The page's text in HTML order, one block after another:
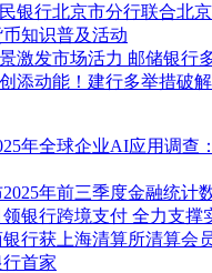
银行北京市分行联合北
知识普及活动
激发市场活力 邮储银行
添动能！建行多举措破
年全球企业AI应用调查
年前三季度金融统计
银行跨境支付 全力支撑
行获上海清算所清算会
首家